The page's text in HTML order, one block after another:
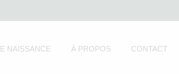
NAISSANCE À PROPOS CONTACT